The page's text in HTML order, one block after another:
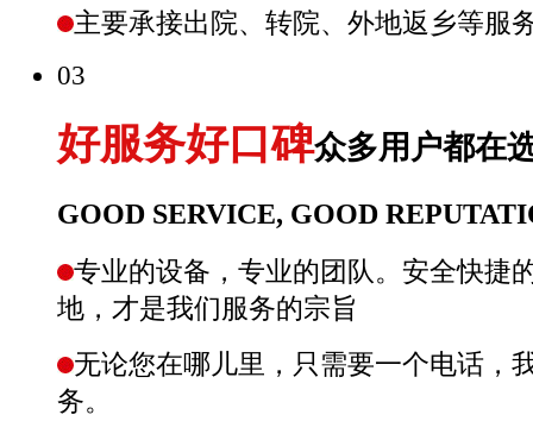
主要承接出院、转院、外地返乡等服
03
好服务好口碑众多用户都在
GOOD SERVICE, GOOD
专业的设备，专业的团队。安全快捷
地，才是我们服务的宗旨
无论您在哪儿里，只需要一个电话，
务。